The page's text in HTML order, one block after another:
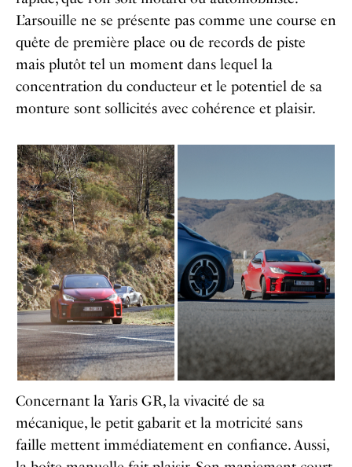
L’arsouille ne se présente pas comme une course en
quête de première place ou de records de piste
mais plutôt tel un moment dans lequel la
concentration du conducteur et le potentiel de sa
monture sont sollicités avec cohérence et plaisir.
Concernant la Yaris GR, la vivacité de sa
mécanique, le petit gabarit et la motricité sans
faille mettent immédiatement en confiance. Aussi,